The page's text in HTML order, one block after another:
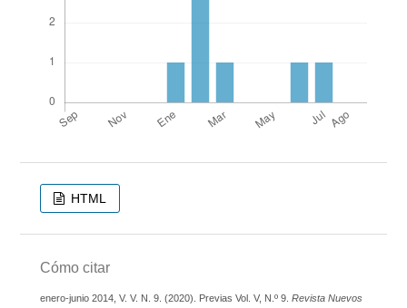
HTML
Cómo citar
enero-junio 2014, V. V. N. 9. (2020). Previas Vol. V, N.º 9. Revista Nuevos